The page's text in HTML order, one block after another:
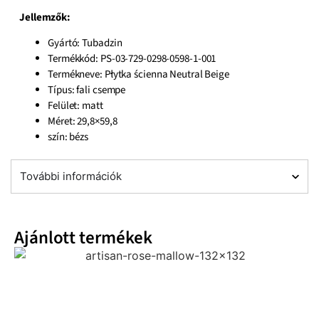
Jellemzők:
Gyártó: Tubadzin
Termékkód: PS-03-729-0298-0598-1-001
Termékneve: Płytka ścienna Neutral Beige
Típus: fali csempe
Felület: matt
Méret: 29,8×59,8
szín: bézs
További információk
Ajánlott termékek